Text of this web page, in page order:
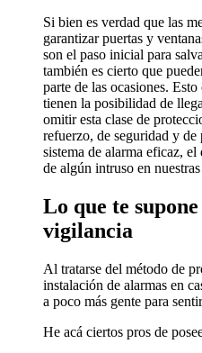
Si bien es verdad que las
garantizar puertas y
son el paso inicial para
también es cierto que
parte de las ocasiones.
tienen la posibilidad de
omitir esta clase de
refuerzo, de seguridad y
sistema de alarma eficaz,
de algún intruso en
Lo que te
vigilancia
Al tratarse del método de
instalación de alarmas en
a poco más gente para
He acá ciertos pros de